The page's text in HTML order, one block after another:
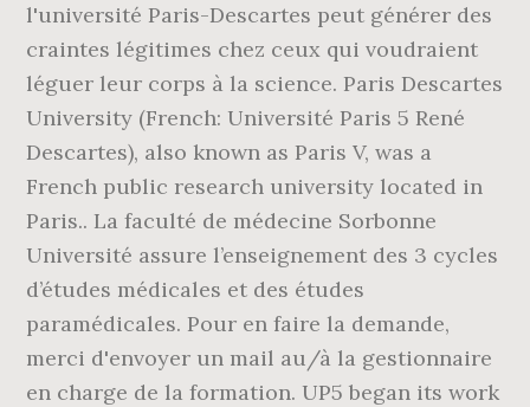
l'université Paris-Descartes peut générer des
craintes légitimes chez ceux qui voudraient
léguer leur corps à la science. Paris Descartes
University (French: Université Paris 5 René
Descartes), also known as Paris V, was a
French public research university located in
Paris.. La faculté de médecine Sorbonne
Université assure l’enseignement des 3 cycles
d’études médicales et des études
paramédicales. Pour en faire la demande,
merci d'envoyer un mail au/à la gestionnaire
en charge de la formation. UP5 began its work